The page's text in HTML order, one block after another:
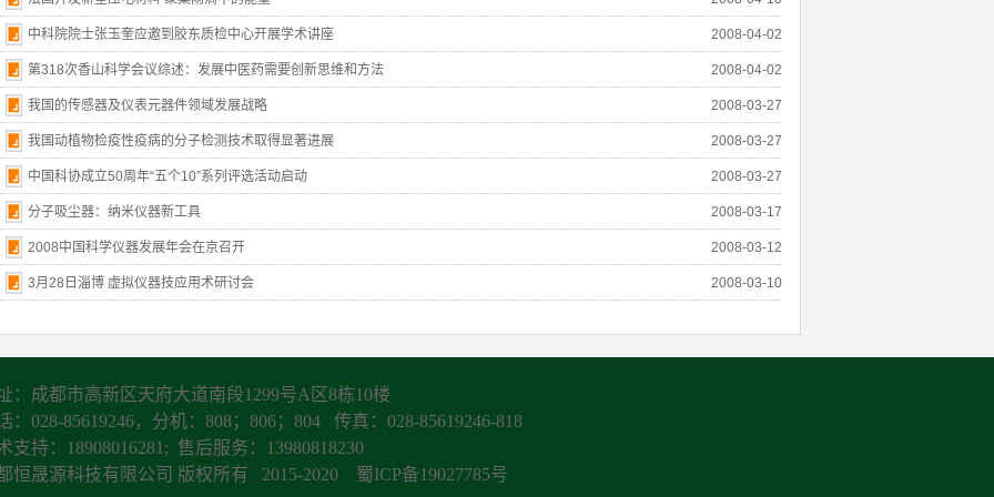
中科院院士张玉奎应邀到胶东质检中心开展学术讲座 2008-04-02
第318次香山科学会议综述：发展中医药需要创新思维和方法 2008-04-02
我国的传感器及仪表元器件领域发展战略 2008-03-27
我国动植物检疫性疫病的分子检测技术取得显著进展 2008-03-27
中国科协成立50周年“五个10”系列评选活动启动 2008-03-27
分子吸尘器：纳米仪器新工具 2008-03-17
2008中国科学仪器发展年会在京召开 2008-03-12
3月28日淄博 虚拟仪器技应用术研讨会 2008-03-10
：成都市高新区天府大道南段1299号A区8栋10楼
：028-85619246，分机：808；806；804 传真：028-85619246-818
支持：18908016281; 售后服务：13980818230
恒晟源科技有限公司 版权所有 2015-2020 蜀ICP备19027785号